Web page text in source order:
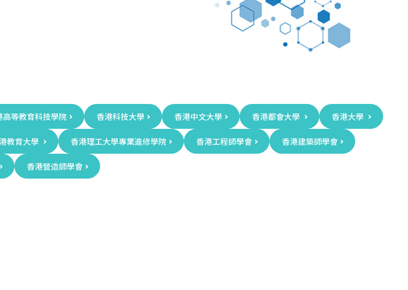
高等教育科技學院 香港科技大學 香港中文大學 香港都會大學 香港大學
教育大學 香港理工大學專業進修學院 香港工程師學會 香港建築師學會
香港營造師學會